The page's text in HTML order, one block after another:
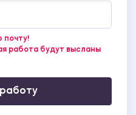
почту!
работа будут высланы